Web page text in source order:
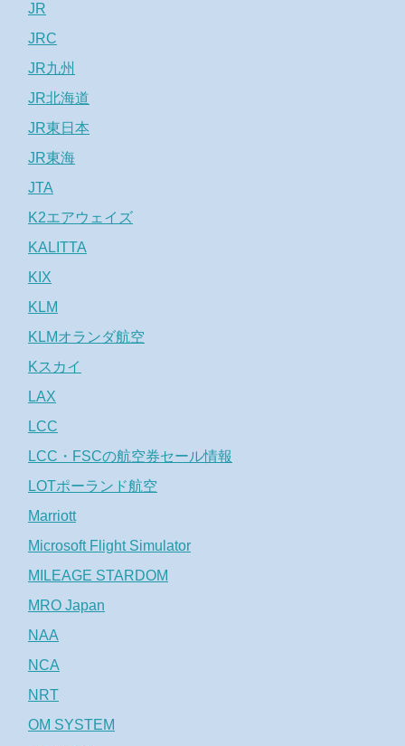
JR
JRC
JR九州
JR北海道
JR東日本
JR東海
JTA
K2エアウェイズ
KALITTA
KIX
KLM
KLMオランダ航空
Kスカイ
LAX
LCC
LCC・FSCの航空券セール情報
LOTポーランド航空
Marriott
Microsoft Flight Simulator
MILEAGE STARDOM
MRO Japan
NAA
NCA
NRT
OM SYSTEM